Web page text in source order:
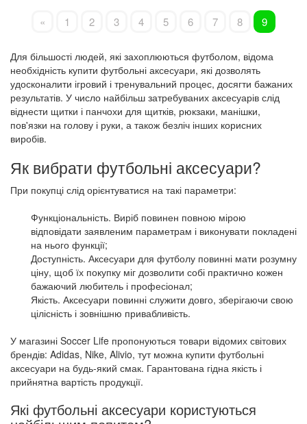
« Попередня
1 2 3 4 5 6 7 8 9
Для більшості людей, які захоплюються футболом, відома
необхідність купити футбольні аксесуари, які дозволять
удосконалити ігровий і тренувальний процес, досягти бажаних
результатів. У число найбільш затребуваних аксесуарів слід
віднести щитки і панчохи для щитків, рюкзаки, манішки,
пов'язки на голову і руки, а також безліч інших корисних
виробів.
Як вибрати футбольні аксесуари?
При покупці слід орієнтуватися на такі параметри:
Функціональність. Виріб повинен повною мірою
відповідати заявленим параметрам і виконувати покладені
на нього функції;
Доступність. Аксесуари для футболу повинні мати розумну
ціну, щоб їх покупку міг дозволити собі практично кожен
бажаючий любитель і професіонал;
Якість. Аксесуари повинні служити довго, зберігаючи свою
цілісність і зовнішню привабливість.
У магазині Soccer Life пропонуються товари відомих світових
брендів: Adidas, Nike, Alivio, тут можна купити футбольні
аксесуари на будь-який смак. Гарантована гідна якість і
прийнятна вартість продукції.
Які футбольні аксесуари користуються